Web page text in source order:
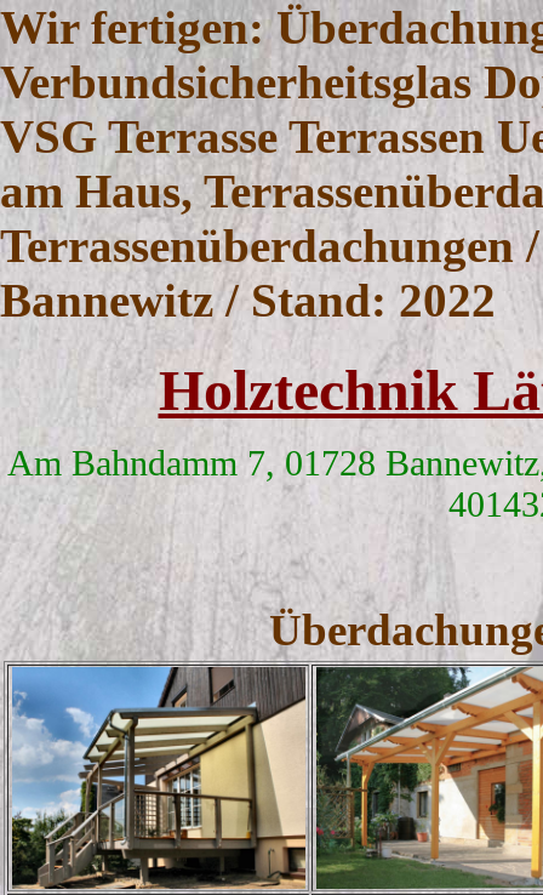
Wir fertigen:
Verbundsicherheitsglas
VSG Terrasse Terrassen
am Haus,
Terrassenüberdachungen
Bannewitz / Stand: 2022
Holztechnik
Am Bahndamm 7, 01728